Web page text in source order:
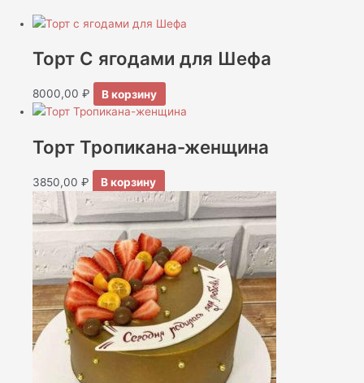
Торт С ягодами для Шефа
8000,00 ₽ В корзину
Торт Тропикана-женщина
3850,00 ₽ В корзину